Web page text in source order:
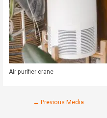
Air purifier crane
← Previous Media